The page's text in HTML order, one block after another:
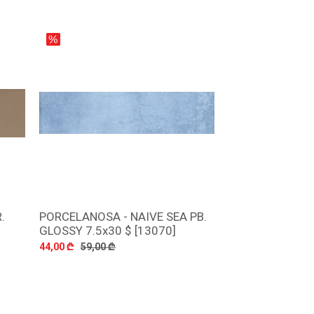
დამატება
PORCELANOSA - NAIVE SEA PB.
GLOSSY 7.5x30 $ [13070]
44,00 ₾ 59,00 ₾